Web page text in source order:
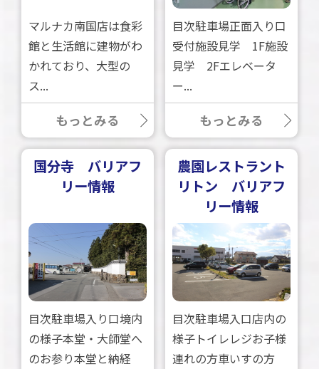
マルナカ南国店は食彩
館と生活館に建物がわ
かれており、大型の
ス...
もっとみる
目次駐車場正面入り口
受付施設見学 1F施設
見学 2Fエレベータ
ー...
もっとみる
国分寺 バリアフ
リー情報
目次駐車場入り口境内
の様子本堂・大師堂へ
のお参り本堂と納経
農園レストラント
リトン バリアフ
リー情報
目次駐車場入口店内の
様子トイレレジお子様
連れの方車いすの方